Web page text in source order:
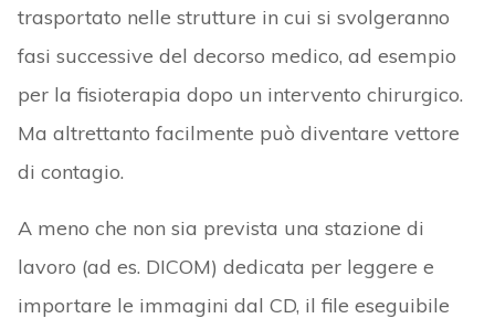
trasportato nelle strutture in cui si svolgeranno
fasi successive del decorso medico, ad esempio
per la fisioterapia dopo un intervento chirurgico.
Ma altrettanto facilmente può diventare vettore
di contagio.
A meno che non sia prevista una stazione di
lavoro (ad es. DICOM) dedicata per leggere e
importare le immagini dal CD, il file eseguibile